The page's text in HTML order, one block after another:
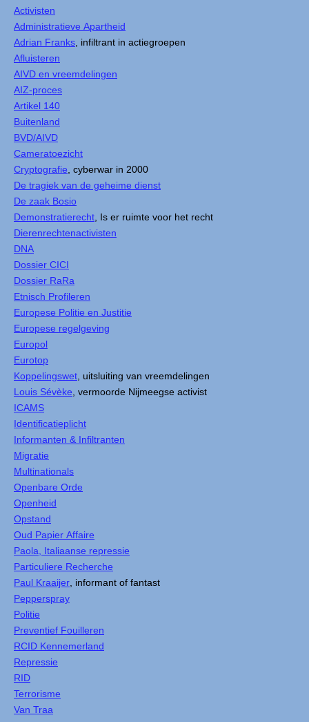
Activisten
Administratieve Apartheid
Adrian Franks , infiltrant in actiegroepen
Afluisteren
AIVD en vreemdelingen
AIZ-proces
Artikel 140
Buitenland
BVD/AIVD
Cameratoezicht
Cryptografie , cyberwar in 2000
De tragiek van de geheime dienst
De zaak Bosio
Demonstratierecht , Is er ruimte voor het recht
Dierenrechtenactivisten
DNA
Dossier CICI
Dossier RaRa
Etnisch Profileren
Europese Politie en Justitie
Europese regelgeving
Europol
Eurotop
Koppelingswet , uitsluiting van vreemdelingen
Louis Sévèke , vermoorde Nijmeegse activist
ICAMS
Identificatieplicht
Informanten & Infiltranten
Migratie
Multinationals
Openbare Orde
Openheid
Opstand
Oud Papier Affaire
Paola, Italiaanse repressie
Particuliere Recherche
Paul Kraaijer , informant of fantast
Pepperspray
Politie
Preventief Fouilleren
RCID Kennemerland
Repressie
RID
Terrorisme
Van Traa